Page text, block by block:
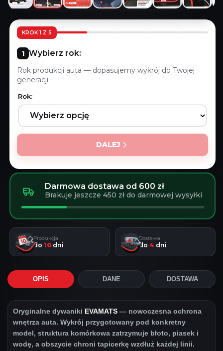
KROK 1 Z 5
Wybierz rok:
Rok produkcji auta — dopasujemy wykrój do Twojej
generacji.
Rok:
DALEJ
Darmowa dostawa od 600 zł
Brakuje jeszcze 450 zł do darmowej wysyłki
Produkcja
do 10 dni
Dostawa
do 4 dni
OPIS DANE DOSTAWA
Oryginalne dywaniki EVAMATS — nowoczesna ochrona
wnętrza auta. Wykrój przygotowany pod konkretny
model, struktura komórkowa zatrzymuje błoto, piasek i
wodę, a obszycie chroni tapicerkę wzdłuż każdej linii.